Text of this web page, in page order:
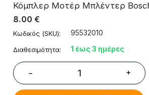
Κόμπλερ Μοτέρ Μπλέντερ
8.00 €
Κωδικός (SKU): 95532010
Διαθεσιμότητα: 1 έως 3 ημέρες
− +